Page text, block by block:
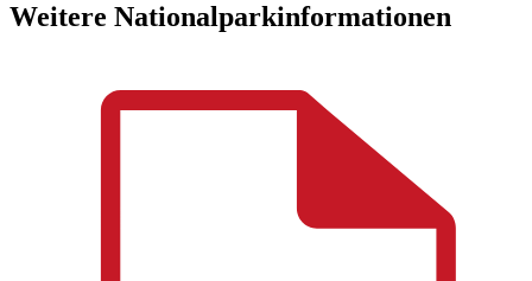
Weitere Nationalparkinformationen